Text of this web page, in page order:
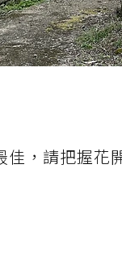
，請把握花